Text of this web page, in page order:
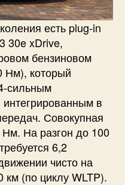
есть plug-in
30e xDrive,
бензиновом
Нм), который
сильным
в
Совокупная
На разгон до 100
6,2
чисто на
км (по циклу WLTP).